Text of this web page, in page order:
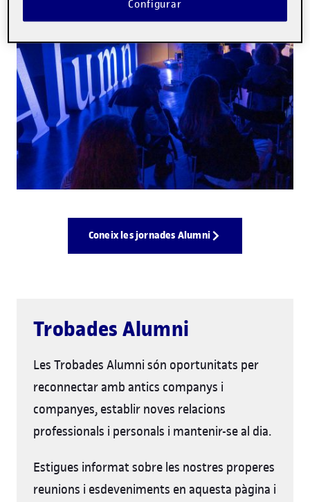
Coneix les jornades Alumni
Trobades Alumni
Les Trobades Alumni són oportunitats per
reconnectar amb antics companys i
companyes, establir noves relacions
professionals i personals i mantenir-se al dia.
Estigues informat sobre les nostres properes
reunions i esdeveniments en aquesta pàgina i
Configurar